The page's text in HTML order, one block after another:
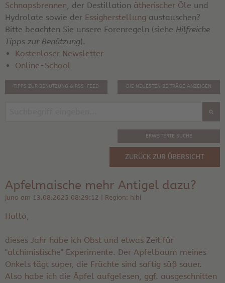
Schnapsbrennen, der Destillation ätherischer Öle und
Hydrolate sowie der Essigherstellung austauschen?
Bitte beachten Sie unsere Forenregeln (siehe Hilfreiche
Tipps zur Benützung).
Kostenloser Newsletter
Online-School
TIPPS ZUR BENUTZUNG & RSS-FEED DIE NEUESTEN BEITRÄGE ANZEIGEN
ERWEITERTE SUCHE
ZURÜCK ZUR ÜBERSICHT
Apfelmaische mehr Antigel dazu?
juno am 13.08.2025 08:29:12 | Region: hihi
Hallo,
dieses Jahr habe ich Obst und etwas Zeit für
"alchimistische" Experimente. Der Apfelbaum meines
Onkels tägt super, die Früchte sind saftig süß sauer.
Also habe ich die Äpfel aufgelesen, ggf. ausgeschnitten